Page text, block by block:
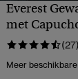
Everest
met
(27)
Meer